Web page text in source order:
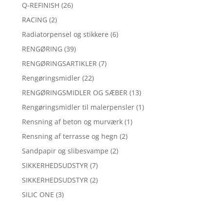
Q-REFINISH (26)
RACING (2)
Radiatorpensel og stikkere (6)
RENGØRING (39)
RENGØRINGSARTIKLER (7)
Rengøringsmidler (22)
RENGØRINGSMIDLER OG SÆBER (13)
Rengøringsmidler til malerpensler (1)
Rensning af beton og murværk (1)
Rensning af terrasse og hegn (2)
Sandpapir og slibesvampe (2)
SIKKERHEDSUDSTYR (7)
SIKKERHEDSUDSTYR (2)
SILIC ONE (3)